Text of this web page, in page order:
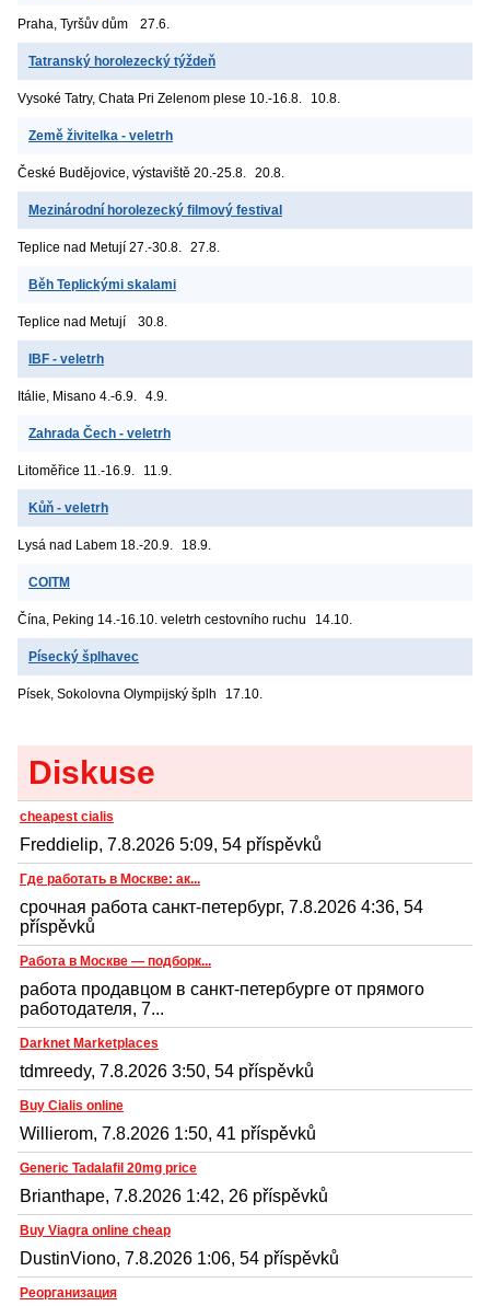
Praha, Tyršův dům 27.6.
Tatranský horolezecký týždeň
Vysoké Tatry, Chata Pri Zelenom plese 10.-16.8. 10.8.
Země živitelka - veletrh
České Budějovice, výstaviště 20.-25.8. 20.8.
Mezinárodní horolezecký filmový festival
Teplice nad Metují 27.-30.8. 27.8.
Běh Teplickými skalami
Teplice nad Metují 30.8.
IBF - veletrh
Itálie, Misano 4.-6.9. 4.9.
Zahrada Čech - veletrh
Litoměřice 11.-16.9. 11.9.
Kůň - veletrh
Lysá nad Labem 18.-20.9. 18.9.
COITM
Čína, Peking 14.-16.10. veletrh cestovního ruchu 14.10.
Písecký šplhavec
Písek, Sokolovna Olympijský šplh 17.10.
Diskuse
cheapest cialis
Freddielip, 7.8.2026 5:09, 54 příspěvků
Где работать в Москве: ак...
срочная работа санкт-петербург, 7.8.2026 4:36, 54
příspěvků
Работа в Москве — подборк...
работа продавцом в санкт-петербурге от прямого
работодателя, 7...
Darknet Marketplaces
tdmreedy, 7.8.2026 3:50, 54 příspěvků
Buy Cialis online
Willierom, 7.8.2026 1:50, 41 příspěvků
Generic Tadalafil 20mg price
Brianthape, 7.8.2026 1:42, 26 příspěvků
Buy Viagra online cheap
DustinViono, 7.8.2026 1:06, 54 příspěvků
Реорганизация